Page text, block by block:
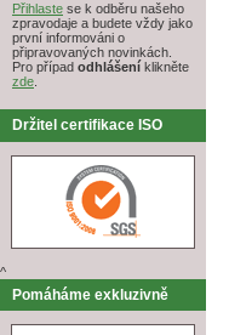
Přihlaste se k odběru našeho
zpravodaje a budete vždy jako
první informováni o
připravovaných novinkách.
Pro případ odhlášení klikněte
zde.
Držitel certifikace ISO
^
Pomáháme exkluzivně